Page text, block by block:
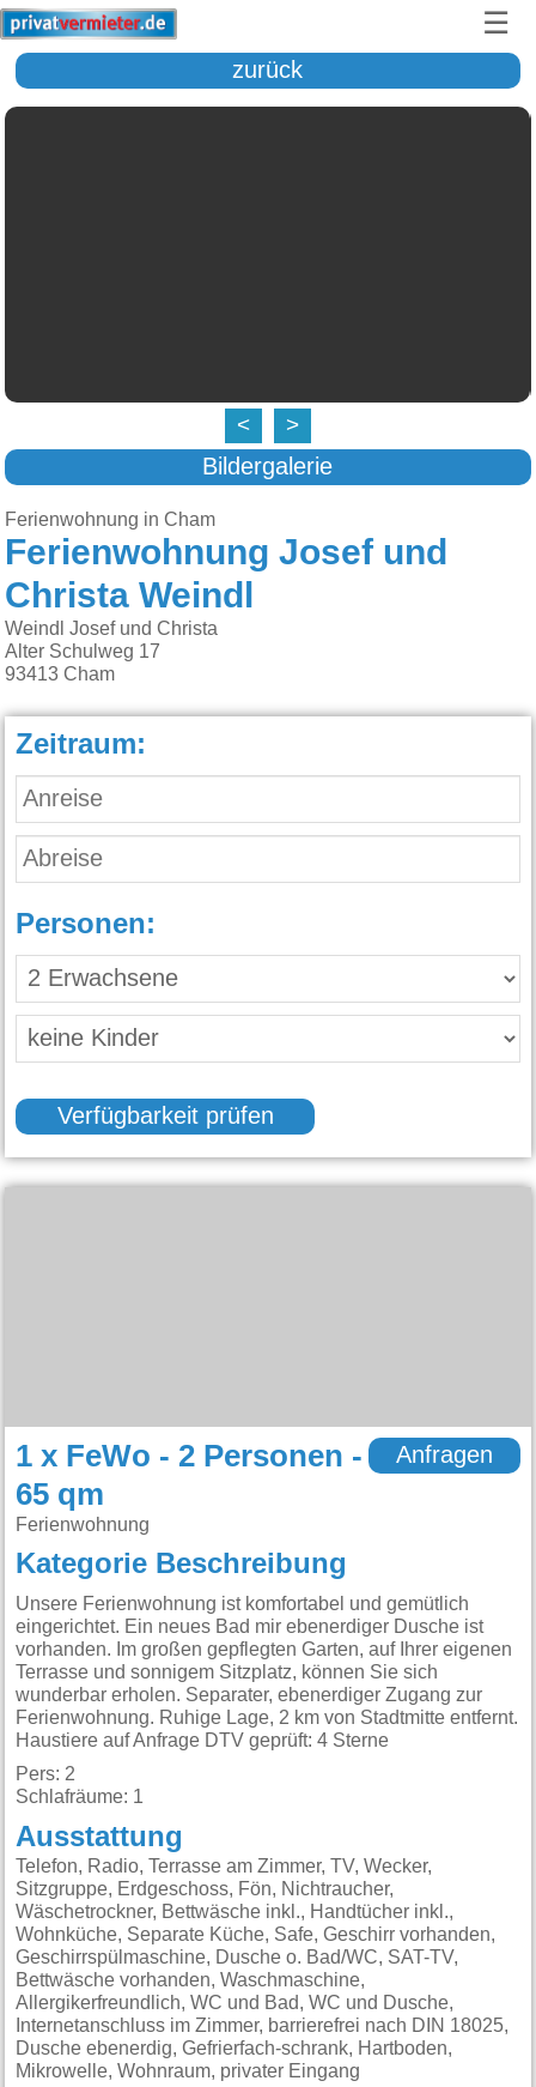
☰
zurück
< >
Bildergalerie
Ferienwohnung in Cham
Ferienwohnung Josef und
Christa Weindl
Weindl Josef und Christa
Alter Schulweg 17
93413 Cham
Zeitraum:
Personen:
Verfügbarkeit prüfen
1 x FeWo - 2 Personen -
65 qm
Ferienwohnung
Anfragen
Kategorie Beschreibung
Unsere Ferienwohnung ist komfortabel und gemütlich
eingerichtet. Ein neues Bad mir ebenerdiger Dusche ist
vorhanden. Im großen gepflegten Garten, auf Ihrer eigenen
Terrasse und sonnigem Sitzplatz, können Sie sich
wunderbar erholen. Separater, ebenerdiger Zugang zur
Ferienwohnung. Ruhige Lage, 2 km von Stadtmitte entfernt.
Haustiere auf Anfrage DTV geprüft: 4 Sterne
Pers: 2
Schlafräume: 1
Ausstattung
Telefon, Radio, Terrasse am Zimmer, TV, Wecker,
Sitzgruppe, Erdgeschoss, Fön, Nichtraucher,
Wäschetrockner, Bettwäsche inkl., Handtücher inkl.,
Wohnküche, Separate Küche, Safe, Geschirr vorhanden,
Geschirrspülmaschine, Dusche o. Bad/WC, SAT-TV,
Bettwäsche vorhanden, Waschmaschine,
Allergikerfreundlich, WC und Bad, WC und Dusche,
Internetanschluss im Zimmer, barrierefrei nach DIN 18025,
Dusche ebenerdig, Gefrierfach-schrank, Hartboden,
Mikrowelle, Wohnraum, privater Eingang